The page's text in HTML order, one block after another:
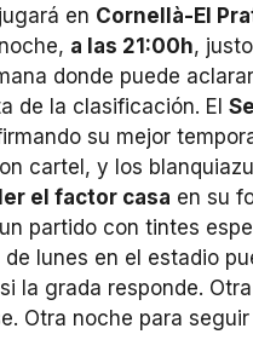
en Cornellà-El
a las 21:00h,
donde puede
de la clasificación. El
su mejor
cartel, y los
el factor casa en su
partido con tintes
de lunes en el estadio
la grada responde.
Otra noche para